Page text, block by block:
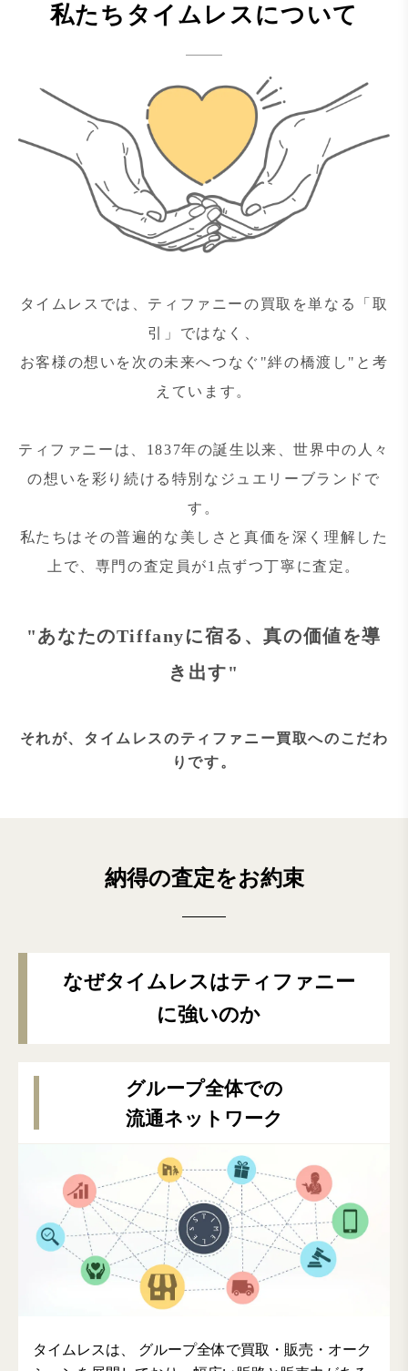
私たちタイムレスについて
タイムレスでは、ティファニーの買取を単なる「取
引」ではなく、
お客様の想いを次の未来へつなぐ"絆の橋渡し"と考
えています。
ティファニーは、1837年の誕生以来、世界中の人々
の想いを彩り続ける特別なジュエリーブランドで
す。
私たちはその普遍的な美しさと真価を深く理解した
上で、専門の査定員が1点ずつ丁寧に査定。
"あなたのTiffanyに宿る、真の価値を導
き出す"
それが、タイムレスのティファニー買取へのこだわ
りです。
納得の査定をお約束
なぜタイムレスはティファニー
に強いのか
グループ全体での
流通ネットワーク
タイムレスは、 グループ全体で買取・販売・オーク